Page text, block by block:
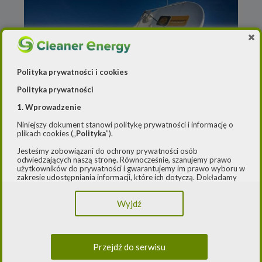
prasowe/
21 listopada 2024
Będzie więcej energii ze słońca w
imperium Solorza
Polityka prywatności i cookies
Polityka prywatności
1. Wprowadzenie
Niniejszy dokument stanowi politykę prywatności i informację o
plikach cookies („Polityka”).
Jesteśmy zobowiązani do ochrony prywatności osób
odwiedzających naszą stronę. Równocześnie, szanujemy prawo
użytkowników do prywatności i gwarantujemy im prawo wyboru w
zakresie udostępniania informacji, które ich dotyczą. Dokładamy
przepisami, w szczególności rozporządzeniem Parlamentu
Europejskiego i Rady (UE) 2016/979 z dnia 27 kwietnia 2016 r. w
10 maja 2018 roku o ochronie danych osobowych („
Wyjdź
Przejdź do serwisu